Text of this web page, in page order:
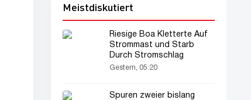
Meistdiskutiert
Riesige Boa Kletterte Auf
Strommast und Starb
Durch Stromschlag
Gestern, 05:20
Spuren zweier bislang